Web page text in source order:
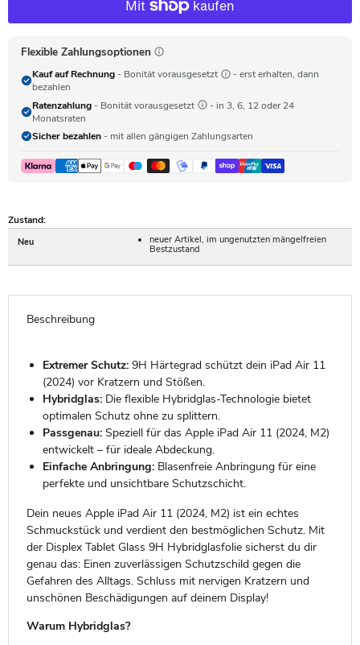
Flexible Zahlungsoptionen
Kauf auf Rechnung - Bonität vorausgesetzt
- erst erhalten, dann
bezahlen
Ratenzahlung - Bonität vorausgesetzt
- in 3, 6, 12 oder 24
Monatsraten
Sicher bezahlen - mit allen gängigen Zahlungsarten
Zustand:
Neu
neuer Artikel, im ungenutzten mängelfreien
Bestzustand
Beschreibung
Extremer Schutz:9H Härtegrad schützt dein iPad Air 11
(2024) vor Kratzern und Stößen.
Hybridglas:Die flexible Hybridglas-Technologie bietet
optimalen Schutz ohne zu splittern.
Passgenau:Speziell für das Apple iPad Air 11 (2024, M2)
entwickelt – für ideale Abdeckung.
Einfache Anbringung:Blasenfreie Anbringung für eine
perfekte und unsichtbare Schutzschicht.
Dein neues Apple iPad Air 11 (2024, M2) ist ein echtes
Schmuckstück und verdient den bestmöglichen Schutz. Mit
der Displex Tablet Glass 9H Hybridglasfolie sicherst du dir
genau das: Einen zuverlässigen Schutzschild gegen die
Gefahren des Alltags. Schluss mit nervigen Kratzern und
unschönen Beschädigungen auf deinem Display!
Warum Hybridglas?